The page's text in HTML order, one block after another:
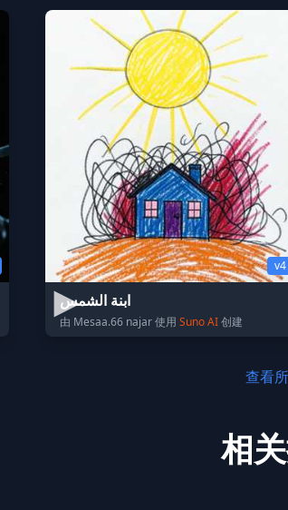
v4
ابنة الشمس
由 Mesaa.66 najar 使用 Suno AI创建
查看
相